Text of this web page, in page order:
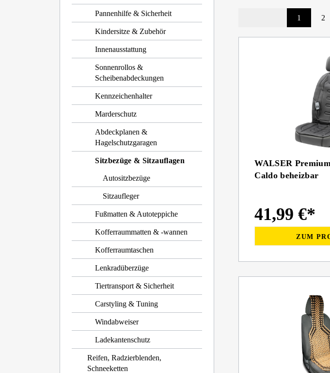
Pannenhilfe & Sicherheit
Kindersitze & Zubehör
Innenausstattung
Sonnenrollos &
Scheibenabdeckungen
Kennzeichenhalter
Marderschutz
Abdeckplanen &
Hagelschutzgaragen
Sitzbezüge & Sitzauflagen
Autositzbezüge
Sitzaufleger
Fußmatten & Autoteppiche
Kofferraummatten & -wannen
Kofferraumtaschen
Lenkradüberzüge
Tiertransport & Sicherheit
Carstyling & Tuning
Windabweiser
Ladekantenschutz
Reifen, Radzierblenden,
Schneeketten
1 2
WALSER
Caldo beheizbar
41,99 €*
ZUM